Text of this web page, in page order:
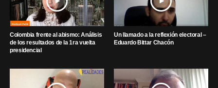
Colombia frente al abismo: Análisis
de los resultados de la 1ra vuelta
presidencial
Un llamado a la reflexión electoral –
Eduardo Bittar Chacón